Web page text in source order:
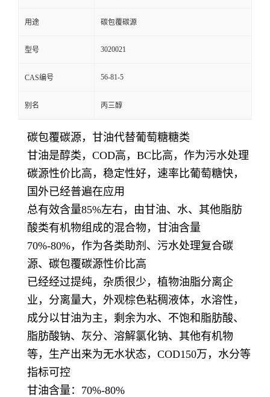
用途 碳包覆碳源
型号 3020021
CAS编号 56-81-5
别名 丙三醇
碳包覆碳源，甘油代替葡萄糖糖类
甘油是醇类，COD高，BC比高，作为污水处理
碳源性价比高，稳定性好，速率比葡萄糖快，
国外已经普遍在应用
总有效含量85%左右，由甘油、水、其他脂肪
酸类有机物组成的混合物，甘油含量
70%-80%，作为各类助剂、污水处理复合碳
源、碳包覆碳源性价比高
已经经过提纯，杂质很少，植物油脂分离企
业，分离量大，外观棕色粘稠液体，水溶性，
成分以甘油为主，剩余为水、不饱和脂肪酸、
脂肪酸钠、灰分、溶解氯化钠、其他有机物
等，生产出来为无水状态，COD150万，水分等
指标可控
甘油含量：70%-80%